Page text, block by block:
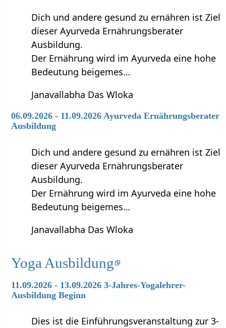
Dich und andere gesund zu ernähren ist Ziel
dieser Ayurveda Ernährungsberater
Ausbildung.
Der Ernährung wird im Ayurveda eine hohe
Bedeutung beigemes…
Janavallabha Das Wloka
06.09.2026 - 11.09.2026 Ayurveda Ernährungsberater
Ausbildung
Dich und andere gesund zu ernähren ist Ziel
dieser Ayurveda Ernährungsberater
Ausbildung.
Der Ernährung wird im Ayurveda eine hohe
Bedeutung beigemes…
Janavallabha Das Wloka
Yoga Ausbildung
11.09.2026 - 13.09.2026 3-Jahres-Yogalehrer-
Ausbildung Beginn
Dies ist die Einführungsveranstaltung zur 3-